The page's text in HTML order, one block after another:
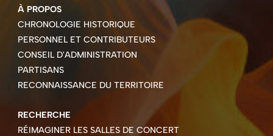
À PROPOS
CHRONOLOGIE HISTORIQUE
PERSONNEL ET CONTRIBUTEURS
CONSEIL D'ADMINISTRATION
PARTISANS
RECONNAISSANCE DU TERRITOIRE
RECHERCHE
RÉIMAGINER LES SALLES DE CONCERT